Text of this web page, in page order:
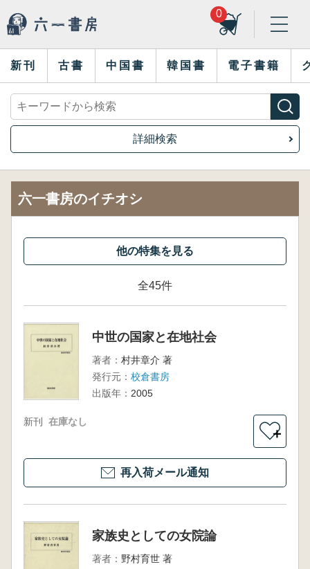
0
新刊 古書 中国書 韓国書 電子書籍
詳細検索
六一書房のイチオシ
全45件
中世の国家と在地社会
著者： 村井章介 著
発行元： 校倉書房
出版年： 2005
新刊 在庫なし
＋
再入荷メール通知
家族史としての女院論
著者： 野村育世 著